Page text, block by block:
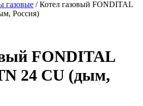
газовые / Котел газовый FONDITAL
Россия)
FONDITAL
24 CU (дым,